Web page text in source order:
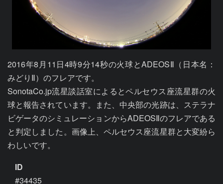
2016年8月11日4時9分14秒の火球とADEOSⅡ（日本名：
みどりⅡ）のフレアです。
SonotaCo.jp流星談話室によるとペルセウス座流星群の火
球と報告されています。また、中央部の光跡は、ステラナ
ビゲータのシミュレーションからADEOSⅡのフレアである
と判定しました。画像上、ペルセウス座流星群と大変紛ら
わしいです。
ID
#34435